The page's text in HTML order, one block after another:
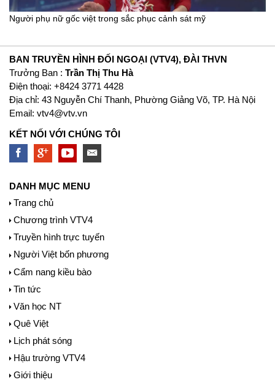
Người phụ nữ gốc việt trong sắc phục cảnh sát mỹ
BAN TRUYỀN HÌNH ĐỐI NGOẠI (VTV4), ĐÀI THVN
Trưởng Ban : Trần Thị Thu Hà
Ðiện thoại: +8424 3771 4428
Địa chỉ: 43 Nguyễn Chí Thanh, Phường Giảng Võ, TP. Hà Nội
Email: vtv4@vtv.vn
KẾT NỐI VỚI CHÚNG TÔI
DANH MỤC MENU
Trang chủ
Chương trình VTV4
Truyền hình trực tuyến
Người Việt bốn phương
Cẩm nang kiều bào
Tin tức
Văn học NT
Quê Việt
Lịch phát sóng
Hậu trường VTV4
Giới thiệu